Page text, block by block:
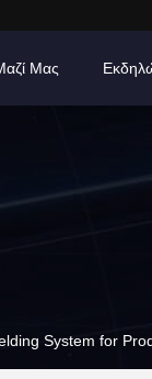
Μας
System for